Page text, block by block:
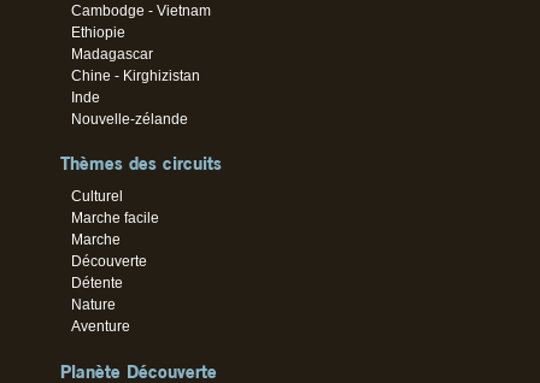
Cambodge - Vietnam
Ethiopie
Madagascar
Chine - Kirghizistan
Inde
Nouvelle-zélande
Thèmes des circuits
Culturel
Marche facile
Marche
Découverte
Détente
Nature
Aventure
Planète Découverte